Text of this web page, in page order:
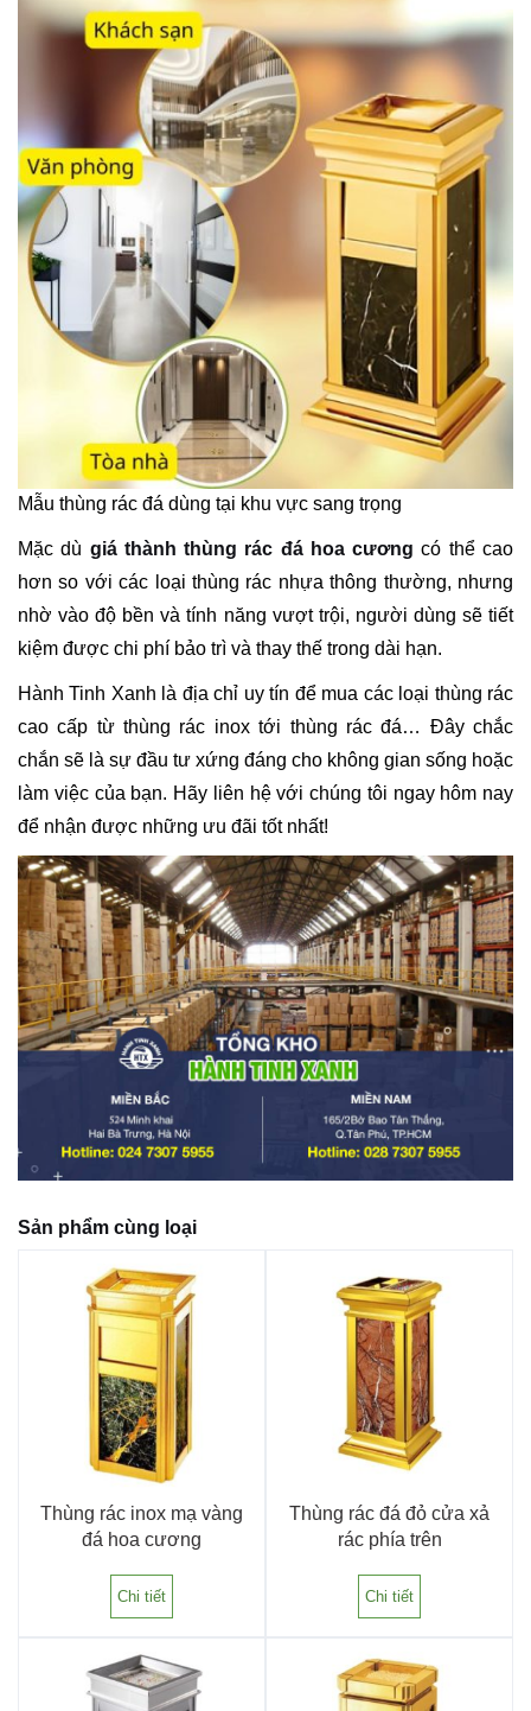
Mẫu thùng rác đá dùng tại khu vực sang trọng
Mặc dù giá thành thùng rác đá hoa cương có thể cao
hơn so với các loại thùng rác nhựa thông thường, nhưng
nhờ vào độ bền và tính năng vượt trội, người dùng sẽ tiết
kiệm được chi phí bảo trì và thay thế trong dài hạn.
Hành Tinh Xanh là địa chỉ uy tín để mua các loại thùng rác
cao cấp từ thùng rác inox tới thùng rác đá… Đây chắc
chắn sẽ là sự đầu tư xứng đáng cho không gian sống hoặc
làm việc của bạn. Hãy liên hệ với chúng tôi ngay hôm nay
để nhận được những ưu đãi tốt nhất!
Sản phẩm cùng loại
Thùng rác inox mạ vàng
đá hoa cương
Chi tiết
Thùng rác đá đỏ cửa xả
rác phía trên
Chi tiết